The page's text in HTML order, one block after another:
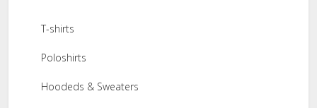
T-shirts
Poloshirts
Hoodeds & Sweaters